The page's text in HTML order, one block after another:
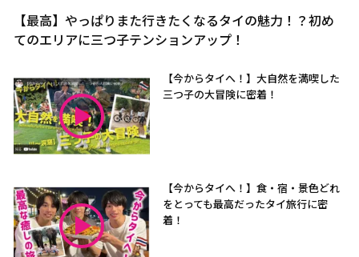
【最高】やっぱりまた行きたくなるタイの魅力！？初め
てのエリアに三つ子テンションアップ！
【今からタイへ！】大自然を満喫した
三つ子の大冒険に密着！
【今からタイへ！】食・宿・景色どれ
をとっても最高だったタイ旅行に密
着！